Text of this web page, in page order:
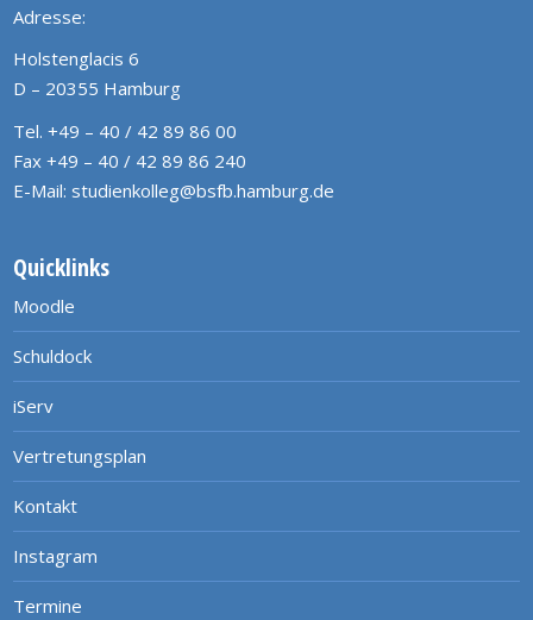
Adresse:
Holstenglacis 6
D – 20355 Hamburg
Tel. +49 – 40 / 42 89 86 00
Fax +49 – 40 / 42 89 86 240
E-Mail: studienkolleg@bsfb.hamburg.de
Quicklinks
Moodle
Schuldock
iServ
Vertretungsplan
Kontakt
Instagram
Termine